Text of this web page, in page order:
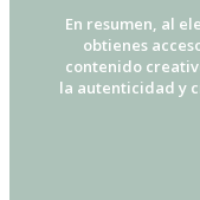
En resumen, al
obtienes
contenido
la autenticidad y